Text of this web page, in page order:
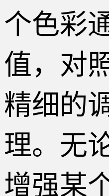
个色彩
值，对
精细的
理。无
增强某